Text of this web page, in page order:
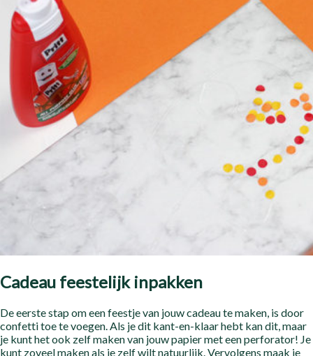
Cadeau feestelijk inpakken
De eerste stap om een feestje van jouw cadeau te maken, is door
confetti toe te voegen. Als je dit kant-en-klaar hebt kan dit, maar
je kunt het ook zelf maken van jouw papier met een perforator! Je
kunt zoveel maken als je zelf wilt natuurlijk. Vervolgens maak je